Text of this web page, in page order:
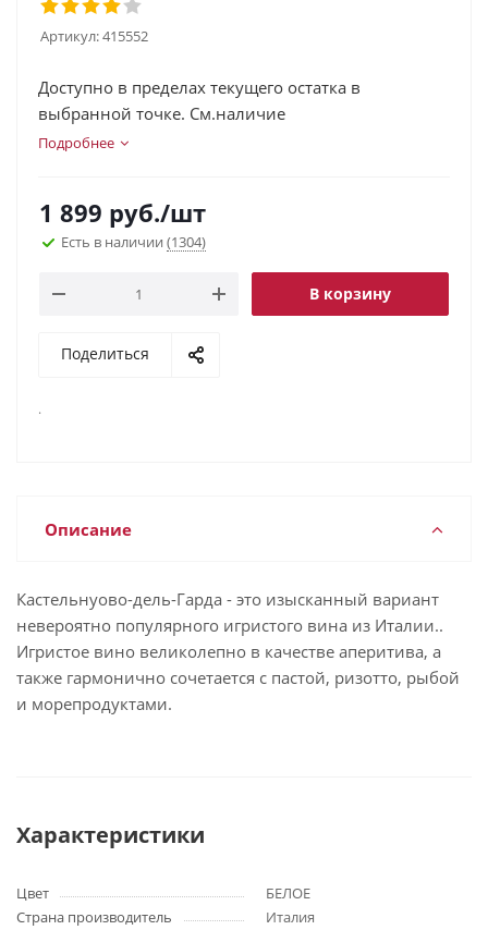
Артикул:415552
Доступно в пределах текущего остатка в
выбранной точке. См.наличие
Подробнее
1 899 руб./шт
Есть в наличии (1304)
В корзину
Поделиться
.
Описание
Кастельнуово-дель-Гарда - это изысканный вариант
невероятно популярного игристого вина из Италии..
Игристое вино великолепно в качестве аперитива, а
также гармонично сочетается с пастой, ризотто, рыбой
и морепродуктами.
Характеристики
Цвет
БЕЛОЕ
Страна производитель
Италия